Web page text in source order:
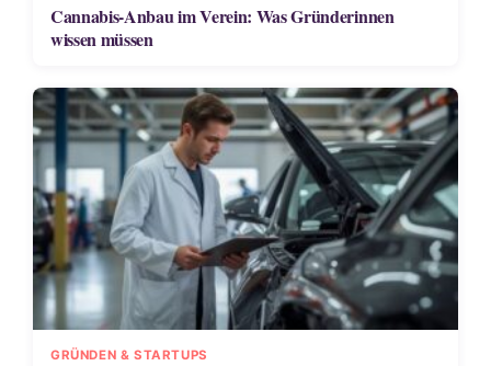
Cannabis-Anbau im Verein: Was Gründerinnen
wissen müssen
GRÜNDEN & STARTUPS